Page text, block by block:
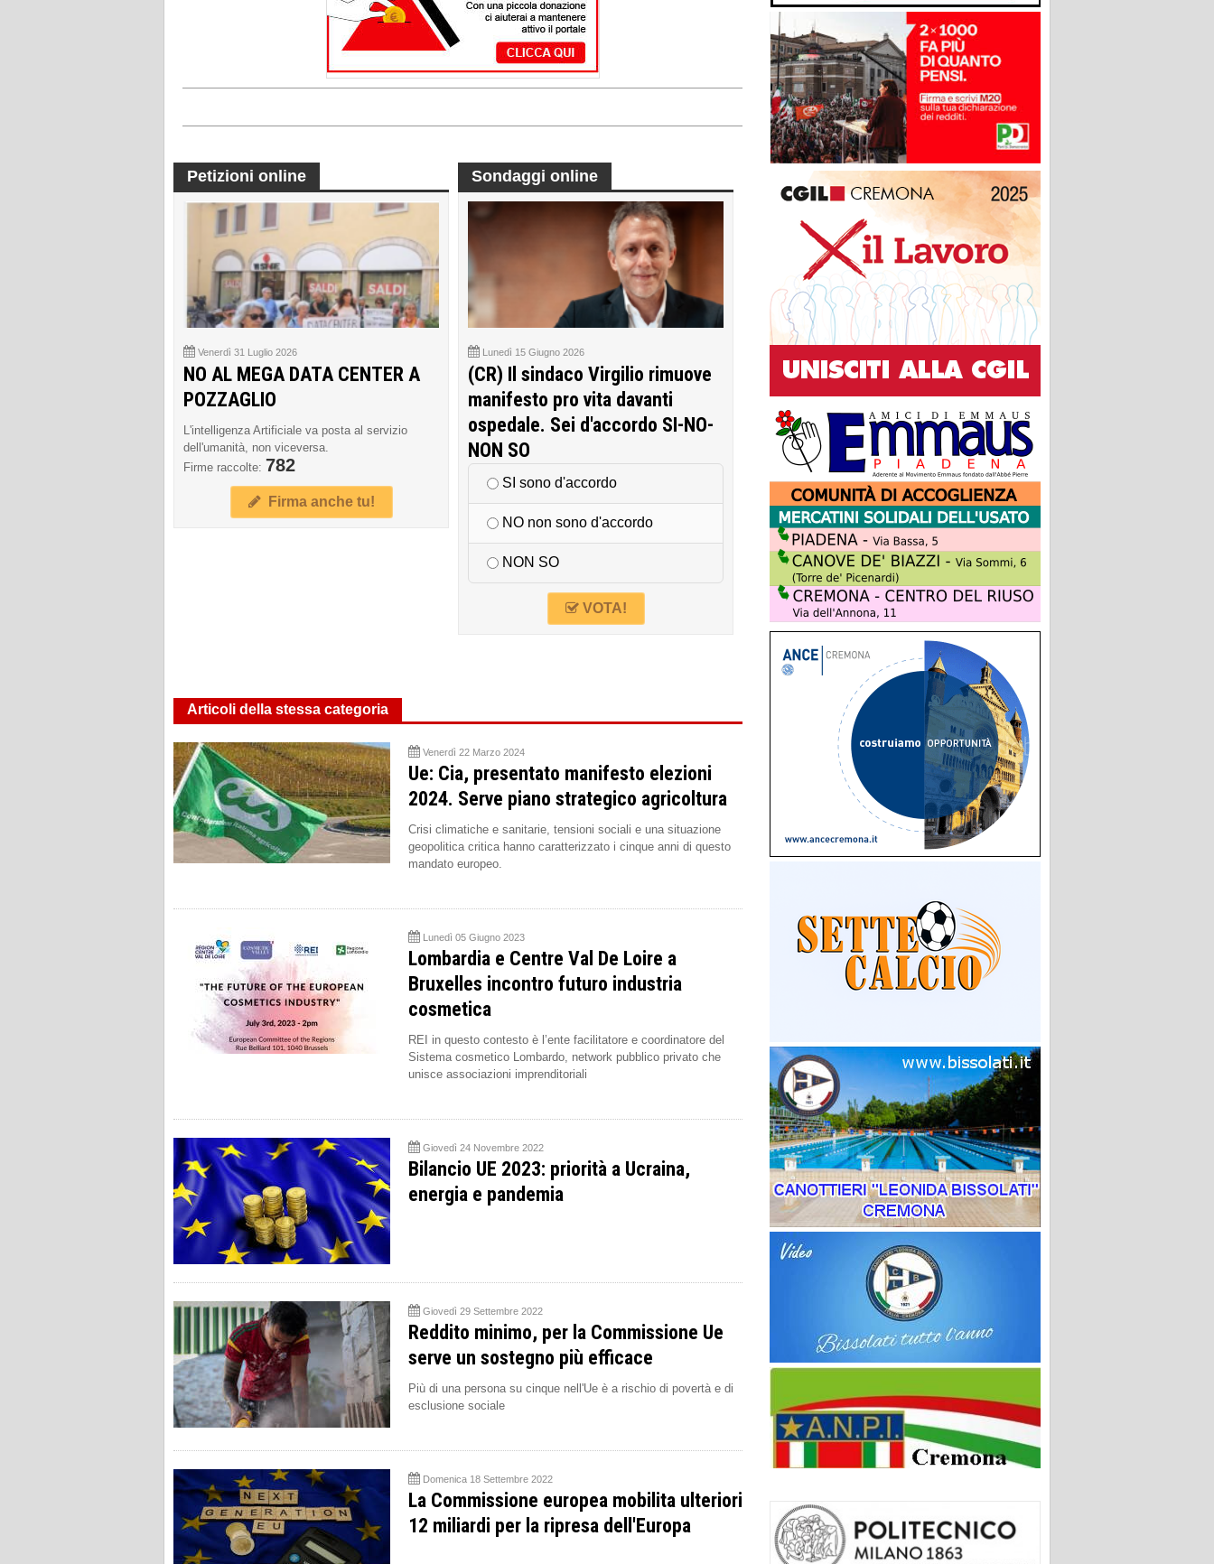
Petizioni online
Venerdì 31 Luglio 2026
NO AL MEGA DATA CENTER A
POZZAGLIO
L'intelligenza Artificiale va posta al servizio
dell'umanità, non viceversa.
Firme raccolte: 782
Firma anche tu!
Sondaggi online
Lunedì 15 Giugno 2026
(CR) Il sindaco Virgilio rimuove
manifesto pro vita davanti
ospedale. Sei d'accordo SI-NO-
NON SO
SI sono d'accordo
NO non sono d'accordo
NON SO
VOTA!
Articoli della stessa categoria
Venerdì 22 Marzo 2024
Ue: Cia, presentato manifesto elezioni
2024. Serve piano strategico agricoltura
Crisi climatiche e sanitarie, tensioni sociali e una situazione
geopolitica critica hanno caratterizzato i cinque anni di questo
mandato europeo.
Lunedì 05 Giugno 2023
Lombardia e Centre Val De Loire a
Bruxelles incontro futuro industria
cosmetica
REI in questo contesto è l’ente facilitatore e coordinatore del
Sistema cosmetico Lombardo, network pubblico privato che
unisce associazioni imprenditoriali
Giovedì 24 Novembre 2022
Bilancio UE 2023: priorità a Ucraina,
energia e pandemia
Giovedì 29 Settembre 2022
Reddito minimo, per la Commissione Ue
serve un sostegno più efficace
Più di una persona su cinque nell'Ue è a rischio di povertà e di
esclusione sociale
Domenica 18 Settembre 2022
La Commissione europea mobilita ulteriori
12 miliardi per la ripresa dell'Europa